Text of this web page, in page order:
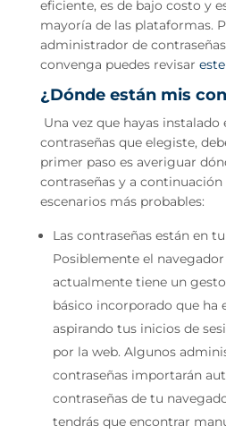
eficiente, es de bajo costo y
mayoría de las plataformas.
administrador de
convenga puedes revisar este
¿Dónde están mis
Una vez que hayas
contraseñas que elegiste,
primer paso es averiguar
contraseñas y a
escenarios más probables:
Las contraseñas están en
Posiblemente el
actualmente tiene un
básico incorporado que ha
aspirando tus inicios de
por la web. Algunos
contraseñas importarán
contraseñas de tu
tendrás que encontrar